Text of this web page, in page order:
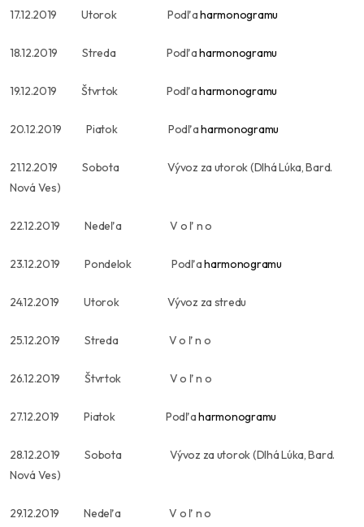
17.12.2019 Utorok Podľaharmonogramu
18.12.2019 Streda Podľaharmonogramu
19.12.2019 Štvrtok Podľaharmonogramu
20.12.2019 Piatok Podľaharmonogramu
21.12.2019 Sobota Vývoz za utorok (Dlhá Lúka, Bard.
Nová Ves)
22.12.2019 Nedeľa V o ľ n o
23.12.2019 Pondelok Podľaharmonogramu
24.12.2019 Utorok Vývoz za stredu
25.12.2019 Streda V o ľ n o
26.12.2019 Štvrtok V o ľ n o
27.12.2019 Piatok Podľaharmonogramu
28.12.2019 Sobota Vývoz za utorok (Dlhá Lúka, Bard.
Nová Ves)
29.12.2019 Nedeľa V o ľ n o